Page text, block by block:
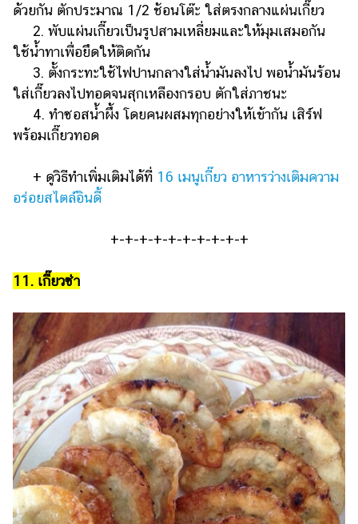
ด้วยกัน ตักประมาณ 1/2 ช้อนโต๊ะ ใส่ตรงกลางแผ่นเกี๊ยว
2. พับแผ่นเกี๊ยวเป็นรูปสามเหลี่ยมและให้มุมเสมอกัน
ใช้น้ำทาเพื่อยึดให้ติดกัน
3. ตั้งกระทะใช้ไฟปานกลางใส่น้ำมันลงไป พอน้ำมันร้อน
ใส่เกี๊ยวลงไปทอดจนสุกเหลืองกรอบ ตักใส่ภาชนะ
4. ทำซอสน้ำผึ้ง โดยคนผสมทุกอย่างให้เข้ากัน เสิร์ฟ
พร้อมเกี๊ยวทอด
+ ดูวิธีทำเพิ่มเติมได้ที่ 16 เมนูเกี๊ยว อาหารว่างเติมความ
อร่อยสไตล์อินดี้
+-+-+-+-+-+-+-+-+-+
11. เกี๊ยวซ่า